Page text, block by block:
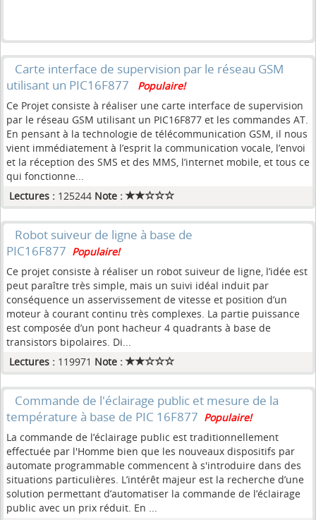
Carte interface de supervision par le réseau GSM
utilisant un PIC16F877
Populaire!
Ce Projet consiste à réaliser une carte interface de supervision
par le réseau GSM utilisant un PIC16F877 et les commandes AT.
En pensant à la technologie de télécommunication GSM, il nous
vient immédiatement à l’esprit la communication vocale, l’envoi
et la réception des SMS et des MMS, l’internet mobile, et tous ce
qui fonctionne...
Lectures : 125244 Note :
Robot suiveur de ligne à base de
PIC16F877 Populaire!
Ce projet consiste à réaliser un robot suiveur de ligne, l’idée est
peut paraître très simple, mais un suivi idéal induit par
conséquence un asservissement de vitesse et position d’un
moteur à courant continu très complexes. La partie puissance
est composée d’un pont hacheur 4 quadrants à base de
transistors bipolaires. Di...
Lectures : 119971 Note :
Commande de l'éclairage public et mesure de la
température à base de PIC 16F877 Populaire!
La commande de l’éclairage public est traditionnellement
effectuée par l'Homme bien que les nouveaux dispositifs par
automate programmable commencent à s'introduire dans des
situations particulières. L’intérêt majeur est la recherche d’une
solution permettant d’automatiser la commande de l’éclairage
public avec un prix réduit. En ...